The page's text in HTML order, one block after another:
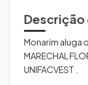
Descrição
Monarim aluga
MARECHAL
UNIFACVEST .